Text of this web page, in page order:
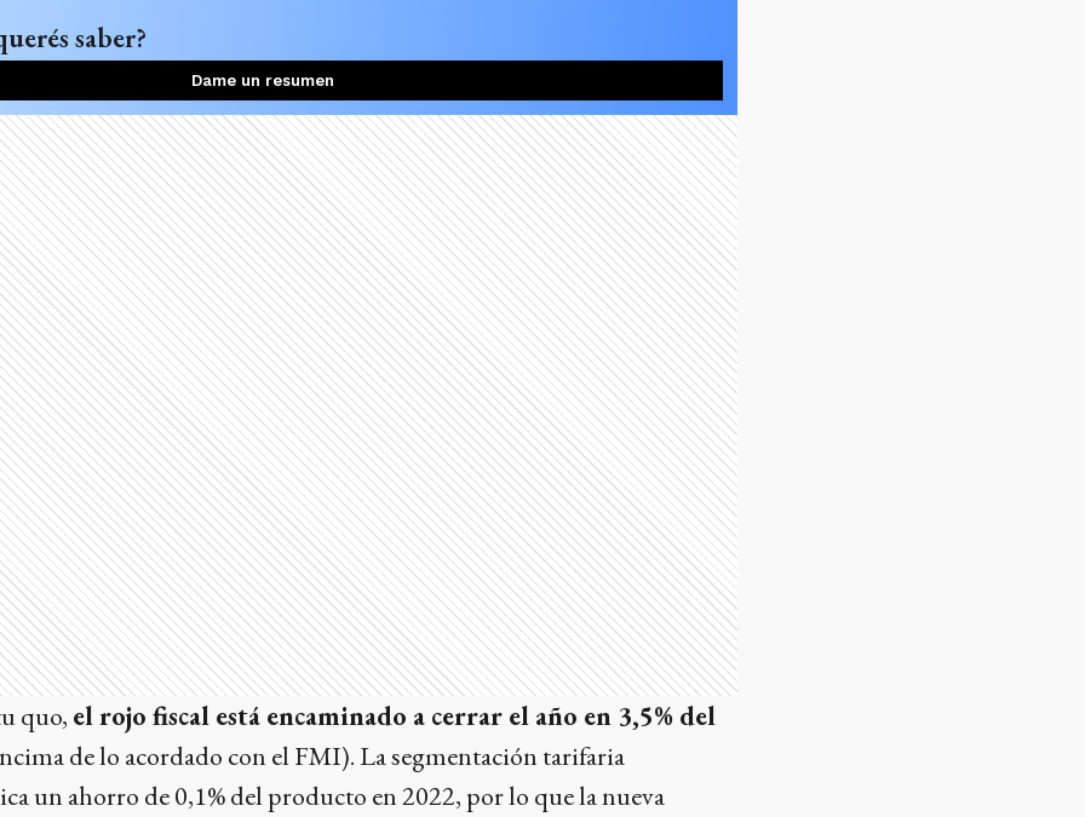
saber?
Dame un resumen
quo, el rojo fiscal está encaminado a cerrar el año en 3,5% del
de lo acordado con el FMI). La segmentación tarifaria
un ahorro de 0,1% del producto en 2022, por lo que la nueva